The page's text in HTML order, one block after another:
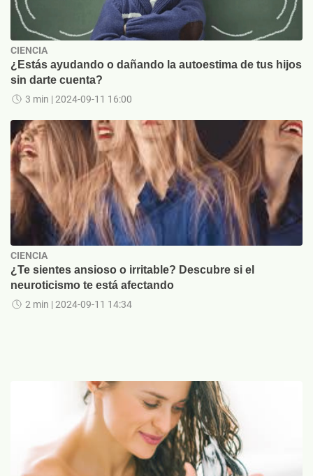
CIENCIA
¿Estás ayudando o dañando la autoestima de tus hijos
sin darte cuenta?
3 min | 2024-09-11 16:00
CIENCIA
¿Te sientes ansioso o irritable? Descubre si el
neuroticismo te está afectando
2 min | 2024-09-11 14:34